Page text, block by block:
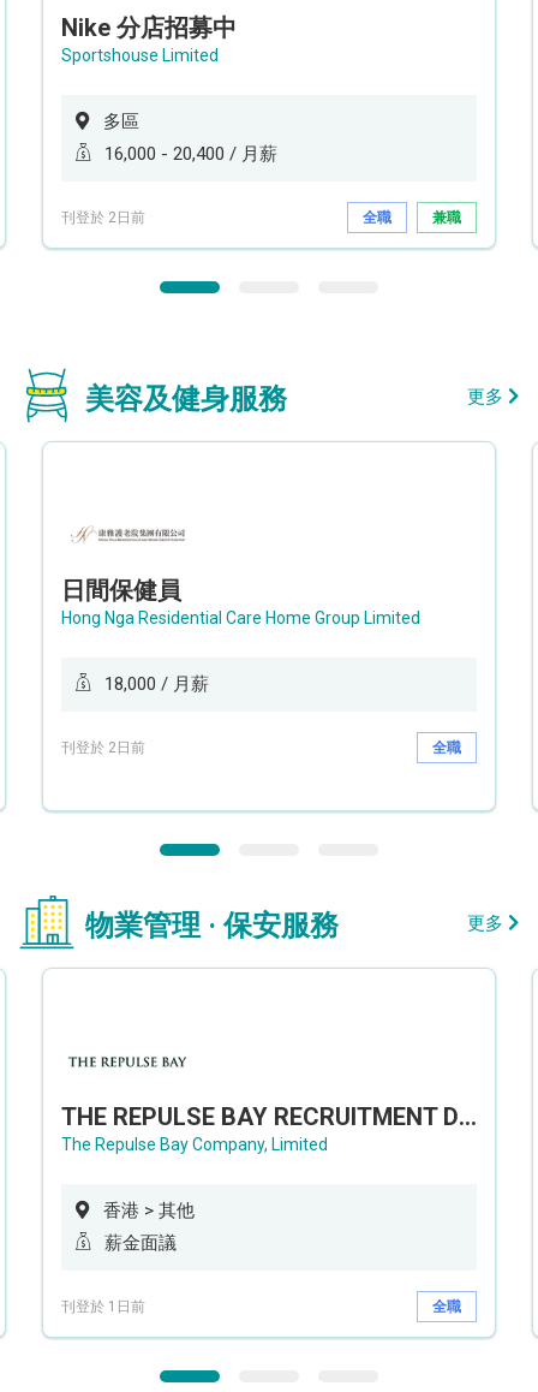
Nike 分店招募中
Sportshouse Limited
多區
16,000 - 20,400 / 月薪
刊登於 2日前 全職 兼職
美容及健身服務 更多
日間保健員
Hong Nga Residential Care Home Group Limited
18,000 / 月薪
刊登於 2日前 全職
物業管理 · 保安服務 更多
THE REPULSE BAY RECRUITMENT DAY 淺水灣影灣園人才招聘會
The Repulse Bay Company, Limited
香港 > 其他
薪金面議
刊登於 1日前 全職